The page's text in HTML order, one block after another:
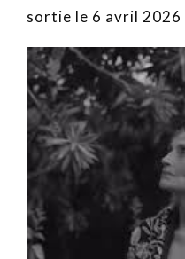
sortie le 6 avril 2026